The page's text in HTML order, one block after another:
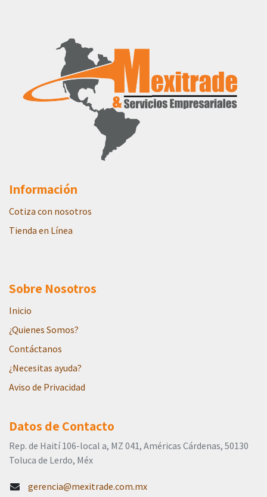
Información
Cotiza con nosotros
Tienda en Línea
Sobre Nosotros
Inicio
¿Quienes Somos?
Contáctanos
¿Necesitas ayuda?
Aviso de Privacidad
Datos de Contacto
Rep. de Haití 106-local a, MZ 041, Américas Cárdenas, 50130
Toluca de Lerdo, Méx
gerencia@mexitrade.com.mx